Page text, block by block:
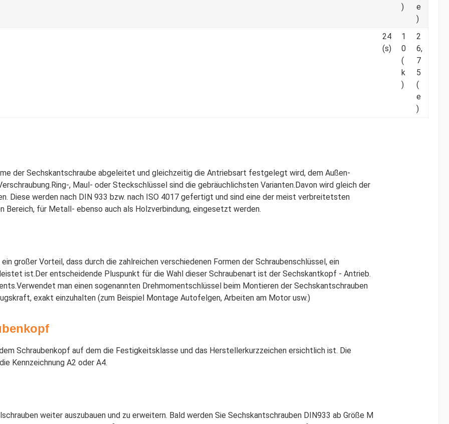
)
e
)
24
(s)
1
0
(
k
)
2
6,
7
5
(
e
)
der Sechskantschraube abgeleitet und gleichzeitig die Antriebsart festgelegt wird, dem Außen-
, Maul- oder Steckschlüssel sind die gebräuchlichsten Varianten.Davon wird gleich der
Diese werden nach DIN 933 bzw. nach ISO 4017 gefertigt und sind eine der meist verbreitetsten
Bereich, für Metall- ebenso auch als Holzverbindung, eingesetzt werden.
großer Vorteil, dass durch die zahlreichen verschiedenen Formen der Schraubenschlüssel, ein
ist.Der entscheidende Pluspunkt für die Wahl dieser Schraubenart ist der Sechskantkopf - Antrieb.
man einen sogenannten Drehmomentschlüssel beim Montieren der Sechskantschrauben
exakt einzuhalten (zum Beispiel Montage Autofelgen, Arbeiten am Motor usw.)
Schraubenkopf auf dem die Festigkeitsklasse und das Herstellerkurzzeichen ersichtlich ist. Die
Kennzeichnung A2 oder A4.
weiter auszubauen und zu erweitern. Bald werden Sie Sechskantschrauben DIN933 ab Größe M